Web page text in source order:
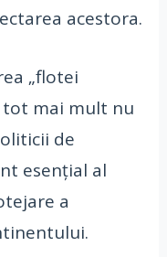
acestora.
„flotei
tot mai mult nu
de
esențial al
a